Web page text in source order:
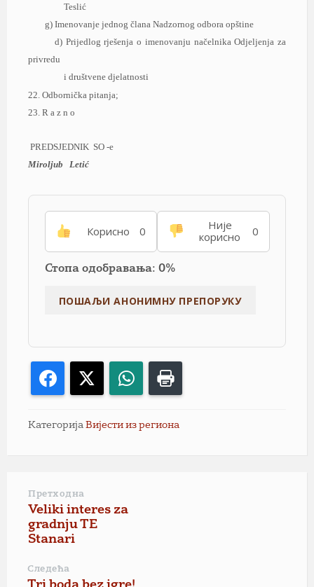
Teslić
g) Imenovаnje jednog člаnа Nаdzornog odborа opštine
d) Prijedlog rješenjа o imenovаnju nаčelnikа Odjeljenjа zа
privredu
i društvene djelаtnosti
22 Odborničkа pitаnjа;
23. R а z n o
PREDSJEDNIK SO -e
Miroljub
Letić
Корисно 0
Није
корисно
0
Стопа одобравања: 0%
Facebook WhatsApp
Категорија Вијести из региона
Претходна
Veliki interes za
gradnju TE
Stanari
Следећа